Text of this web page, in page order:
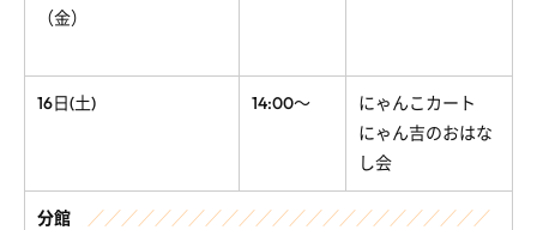
（金）
16日(土) 14:00～
にゃんこカート
にゃん吉のおはな
し会
分館
／／／／／／／／／／／／／／／／／／／／／／／／